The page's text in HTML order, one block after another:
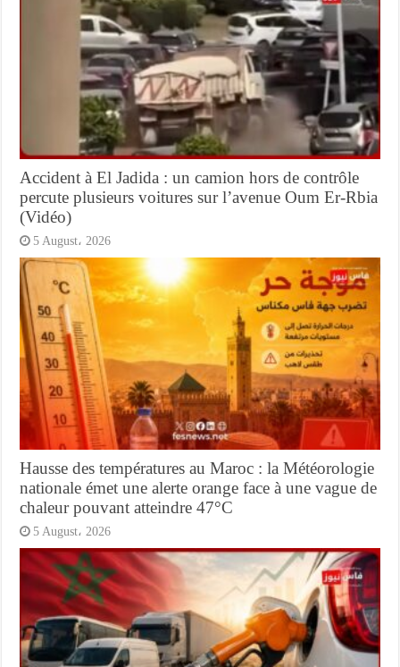
Accident à El Jadida : un camion hors de contrôle
percute plusieurs voitures sur l’avenue Oum Er-Rbia
(Vidéo)
5 August، 2026
Hausse des températures au Maroc : la Météorologie
nationale émet une alerte orange face à une vague de
chaleur pouvant atteindre 47°C
5 August، 2026